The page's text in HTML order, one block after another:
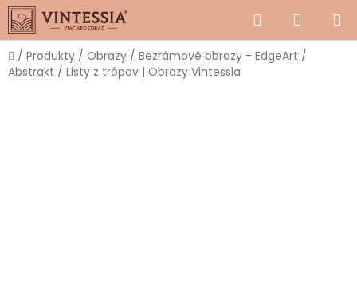
Prejsť
na
obsah
Hľadať
KOŠÍK
Domov
/ Produkty / Obrazy / Bezrámové obrazy - EdgeArt /
Abstrakt / Listy z trópov | Obrazy Vintessia